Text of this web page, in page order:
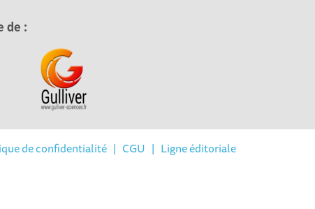
Personnalisez vos préférences pour contrôler
de :
de confidentialité| CGU | Ligne éditoriale